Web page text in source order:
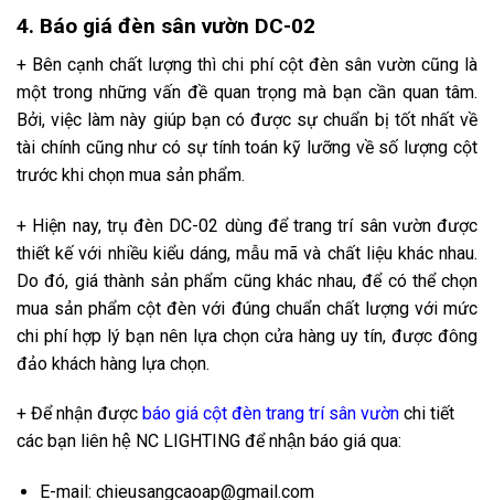
4. Báo giá đèn sân vườn DC-02
+ Bên cạnh chất lượng thì chi phí cột đèn sân vườn cũng là
một trong những vấn đề quan trọng mà bạn cần quan tâm.
Bởi, việc làm này giúp bạn có được sự chuẩn bị tốt nhất về
tài chính cũng như có sự tính toán kỹ lưỡng về số lượng cột
trước khi chọn mua sản phẩm.
+ Hiện nay, trụ đèn DC-02 dùng để trang trí sân vườn được
thiết kế với nhiều kiểu dáng, mẫu mã và chất liệu khác nhau.
Do đó, giá thành sản phẩm cũng khác nhau, để có thể chọn
mua sản phẩm cột đèn với đúng chuẩn chất lượng với mức
chi phí hợp lý bạn nên lựa chọn cửa hàng uy tín, được đông
đảo khách hàng lựa chọn.
+ Để nhận được báo giá cột đèn trang trí sân vườn chi tiết
các bạn liên hệ NC LIGHTING để nhận báo giá qua:
E-mail: chieusangcaoap@gmail.com